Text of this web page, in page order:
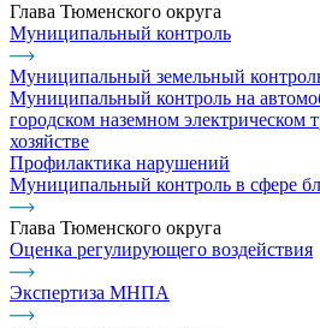
Глава Тюменского округа
Муниципальный контроль
Муниципальный земельный
Муниципальный контроль на
городском наземном электрическом
хозяйстве
Профилактика нарушений
Муниципальный контроль в сфере
Глава Тюменского округа
Оценка регулирующего воздействия
Экспертиза МНПА